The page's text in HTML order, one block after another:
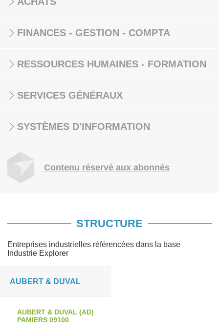
FINANCES - GESTION - COMPTA
RESSOURCES HUMAINES - FORMATION
SERVICES GÉNÉRAUX
SYSTÈMES D'INFORMATION
Contenu réservé aux abonnés
STRUCTURE
Entreprises industrielles référencées dans la base
Industrie Explorer
AUBERT & DUVAL
AUBERT & DUVAL (AD)
PAMIERS 09100